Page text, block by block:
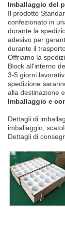
Imballaggio del
Il prodotto
confezionato in
durante la
adesivo per
durante il
Offriamo la
Block all'interno
3-5 giorni
spedizione
alla destinazione
Imballaggio e
Dettagli di
imballaggio,
Dettagli di